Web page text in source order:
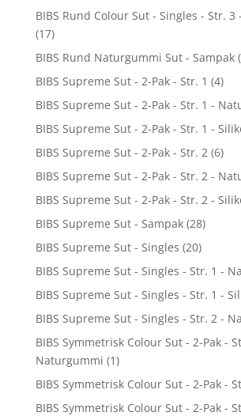
BIBS Rund Colour Sut - Singles - Str.
(17)
BIBS Rund Naturgummi Sut - Sampak
BIBS Supreme Sut - 2-Pak - Str. 1 (4)
BIBS Supreme Sut - 2-Pak - Str. 1 -
BIBS Supreme Sut - 2-Pak - Str. 1 -
BIBS Supreme Sut - 2-Pak - Str. 2 (6)
BIBS Supreme Sut - 2-Pak - Str. 2 -
BIBS Supreme Sut - 2-Pak - Str. 2 -
BIBS Supreme Sut - Sampak (28)
BIBS Supreme Sut - Singles (20)
BIBS Supreme Sut - Singles - Str. 1 -
BIBS Supreme Sut - Singles - Str. 1 -
BIBS Supreme Sut - Singles - Str. 2 -
BIBS Symmetrisk Colour Sut - 2-Pak -
Naturgummi (1)
BIBS Symmetrisk Colour Sut - 2-Pak -
BIBS Symmetrisk Colour Sut - 2-Pak -